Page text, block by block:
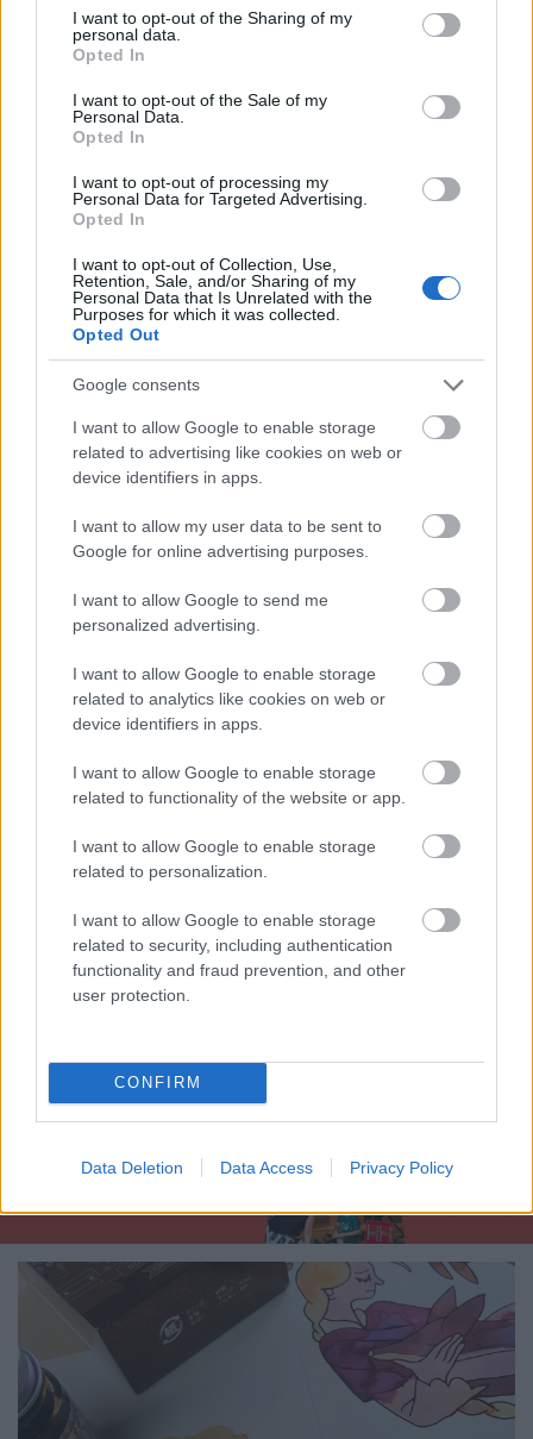
not limited to your visit or usage behaviour. You may click to
grant or deny consent to Google and its third-party tags to
use your data for below specified purposes in below Google
consent section.
I want to opt-out of the Sharing of my
personal data.
Opted In
I want to opt-out of the Sale of my
Personal Data.
Opted In
I want to opt-out of processing my
Personal Data for Targeted Advertising.
Opted In
I want to opt-out of Collection, Use,
Retention, Sale, and/or Sharing of my
Personal Data that Is Unrelated with the
Purposes for which it was collected.
Opted Out
Google consents
I want to allow Google to enable storage
related to advertising like cookies on web or
device identifiers in apps.
I want to allow my user data to be sent to
Google for online advertising purposes.
I want to allow Google to send me
personalized advertising.
I want to allow Google to enable storage
related to analytics like cookies on web or
device identifiers in apps.
I want to allow Google to enable storage
related to functionality of the website or app.
I want to allow Google to enable storage
related to personalization.
I want to allow Google to enable storage
related to security, including authentication
functionality and fraud prevention, and other
user protection.
CONFIRM
Data Deletion Data Access Privacy Policy
A fogyasztási cikkek piacának legjelentősebb
szakvásárai, az
Creativeworld2026-ban újra ihletforrást és ...
Ünnepi hangulat egyszerűen - Téli
ötletek minimalista eszköztárral
színes_ötletek• 2025. december 05.
Ahogy megérkeznek az igazán hideg napok és korán
otthonunk melegébe, és lassíthatunk a rohanó ...